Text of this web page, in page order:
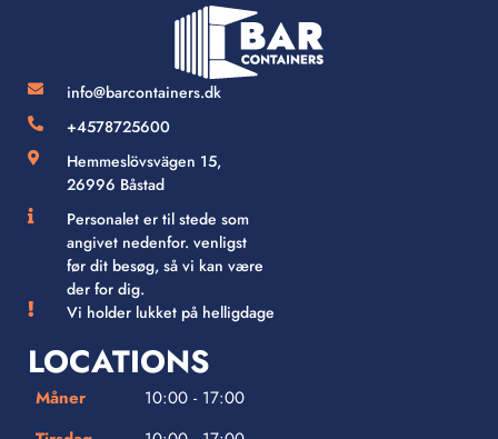
info@barcontainers.dk
+4578725600
Hemmeslövsvägen 15,
26996 Båstad
Personalet er til stede som
angivet nedenfor. venligst
før dit besøg, så vi kan være
der for dig.
Vi holder lukket på helligdage
LOCATIONS
Måner
10:00 - 17:00